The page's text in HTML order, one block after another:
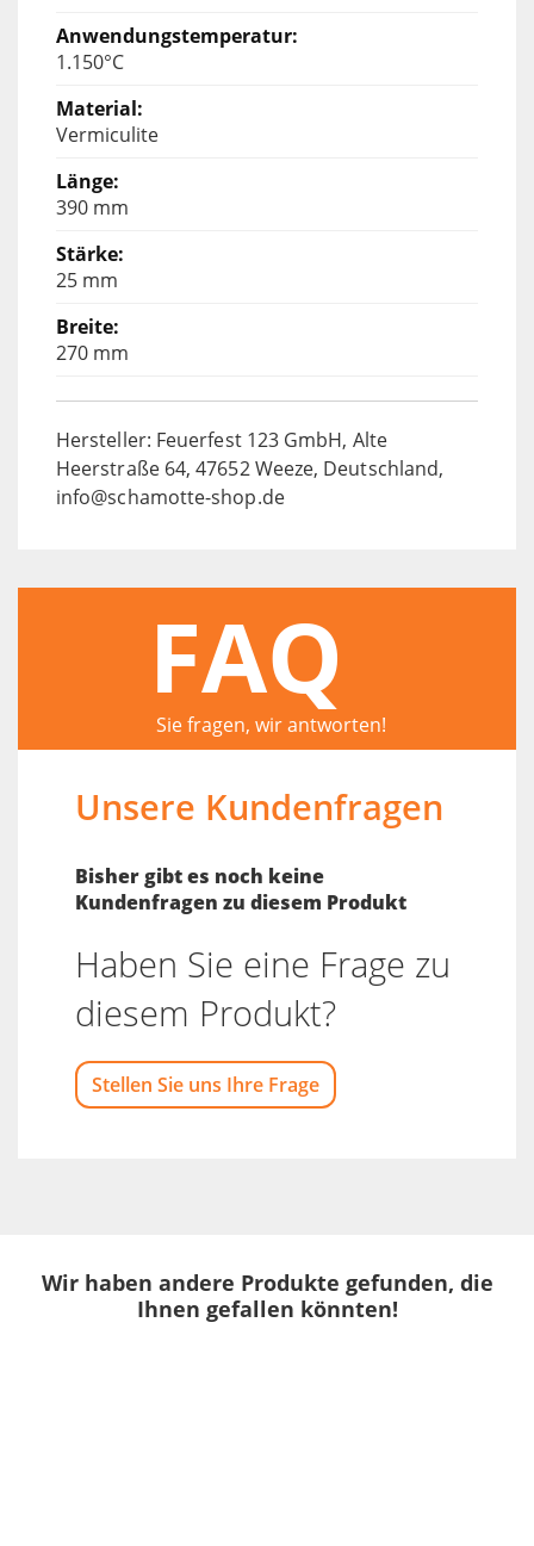
1.150°C
Vermiculite
390 mm
25 mm
270 mm
Hersteller: Feuerfest 123 GmbH, Alte
Heerstraße 64, 47652 Weeze, Deutschland,
info@schamotte-shop.de
FAQ
Sie fragen, wir antworten!
Unsere Kundenfragen
Bisher gibt es noch keine
Kundenfragen zu diesem Produkt
Haben Sie eine Frage zu
diesem Produkt?
Stellen Sie uns Ihre Frage
Wir haben andere Produkte gefunden, die
Ihnen gefallen könnten!